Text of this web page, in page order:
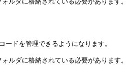
ドを管理できるようになります。
ダに格納されている必要があります